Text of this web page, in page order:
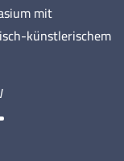
mit
künstlerischem